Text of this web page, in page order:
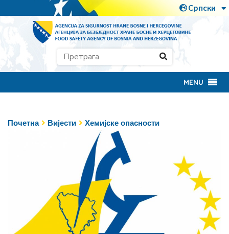
MENU
Почетна Вијести Хемијске опасности